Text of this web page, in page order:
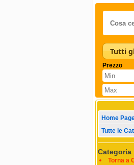
Tutti
Prezzo
Home
Tutte le
Categoria
Torna a